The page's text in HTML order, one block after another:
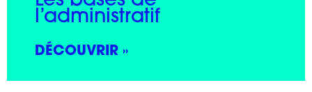
l’administratif
DÉCOUVRIR »